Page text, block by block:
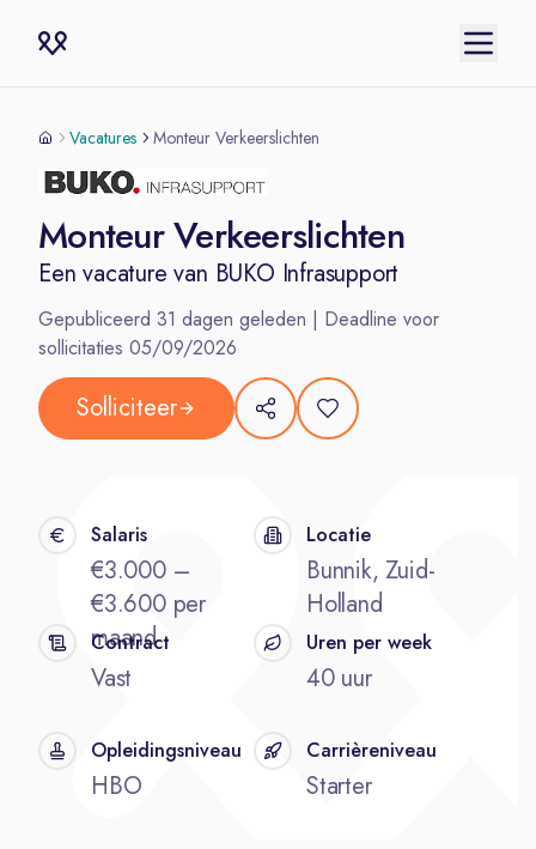
Vacatures Monteur Verkeerslichten
Monteur Verkeerslichten
Een vacature van BUKO Infrasupport
Gepubliceerd 31 dagen geleden | Deadline voor
sollicitaties 05/09/2026
Solliciteer
Salaris
€3.000 –
€3.600 per
maand
Locatie
Bunnik, Zuid-
Holland
Contract
Vast
Uren per week
40 uur
Opleidingsniveau
HBO
Carrièreniveau
Starter